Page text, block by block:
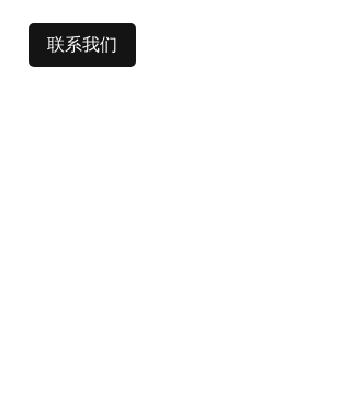
联系我们